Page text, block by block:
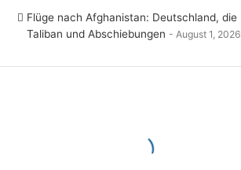
Flüge nach Afghanistan: Deutschland, die
Taliban und Abschiebungen
August 1, 2026